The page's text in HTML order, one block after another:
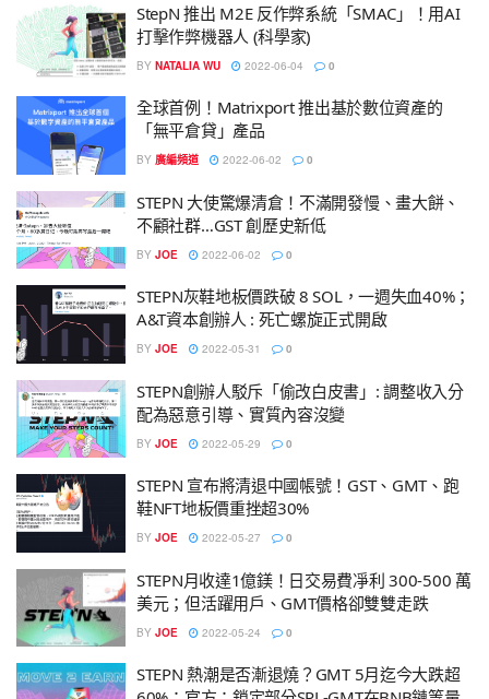
StepN 推出 M2E 反作弊系統「SMAC」！用AI
打擊作弊機器人 (科學家)
BY NATALIA WU 2022-06-04 0
全球首例！Matrixport 推出基於數位資產的
「無平倉貸」產品
BY 廣編頻道 2022-06-02 0
STEPN 大使驚爆清倉！不滿開發慢、畫大餅、
不顧社群…GST 創歷史新低
BY JOE 2022-06-02 0
STEPN灰鞋地板價跌破 8 SOL，一週失血40%；
A&T資本創辦人 : 死亡螺旋正式開啟
BY JOE 2022-05-31 0
STEPN創辦人駁斥「偷改白皮書」: 調整收入分
配為惡意引導、實質內容沒變
BY JOE 2022-05-29 0
STEPN 宣布將清退中國帳號！GST、GMT、跑
鞋NFT地板價重挫超30%
BY JOE 2022-05-27 0
STEPN月收達1億鎂！日交易費凈利 300-500 萬
美元；但活躍用戶、GMT價格卻雙雙走跌
BY JOE 2022-05-24 0
STEPN 熱潮是否漸退燒？GMT 5月迄今大跌超